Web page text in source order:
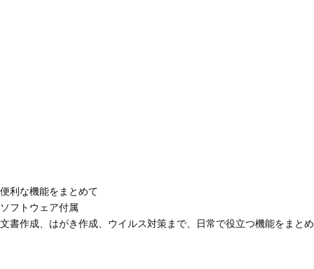
便利な機能をまとめて
ソフトウェア付属
文書作成、はがき作成、ウイルス対策まで、日常で役立つ機能をまと